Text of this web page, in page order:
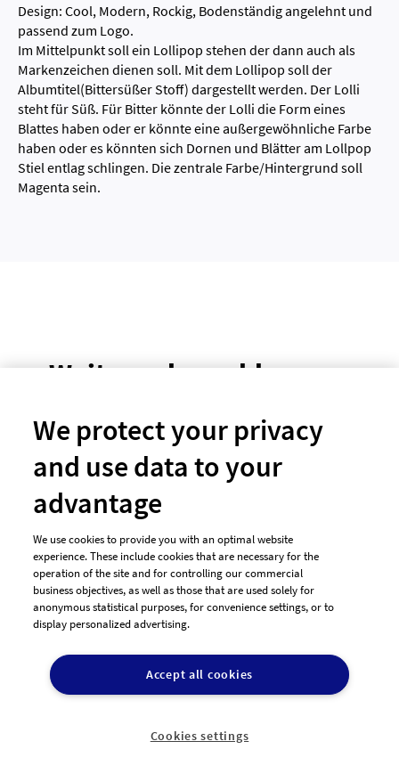
Design: Cool, Modern, Rockig, Bodenständig angelehnt und
passend zum Logo.
Im Mittelpunkt soll ein Lollipop stehen der dann auch als
Markenzeichen dienen soll. Mit dem Lollipop soll der
Albumtitel(Bittersüßer Stoff) dargestellt werden. Der Lolli
steht für Süß. Für Bitter könnte der Lolli die Form eines
Blattes haben oder er könnte eine außergewöhnliche Farbe
haben oder es könnten sich Dornen und Blätter am Lollpop
Stiel entlag schlingen. Die zentrale Farbe/Hintergrund soll
Magenta sein.
Weitere abgeschlossene
Wettbewerbe:
Artwork-Design (Cover)
Artwork-Design (Cover)
für ein Musikalbum :
'Das beste aus der
Welt der Symphonien'
Artwork, sondern ein
Frontcover (121 x 120
der Positionierung. Fertigstellung (Aufziehen des
We protect your privacy
and use data to your
advantage
We use cookies to provide you with an optimal website
experience. These include cookies that are necessary for the
operation of the site and for controlling our commercial
business objectives, as well as those that are used solely for
anonymous statistical purposes, for convenience settings, or to
display personalized advertising.
Accept all cookies
Cookies settings